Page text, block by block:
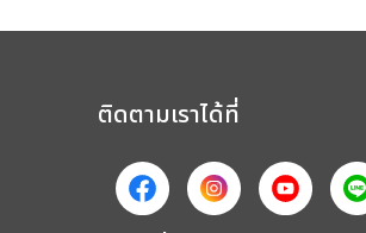
ติดตามเราได้ที่